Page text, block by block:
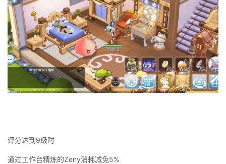
评分达到9级时
通过工作台精炼的Zeny消耗减免5%